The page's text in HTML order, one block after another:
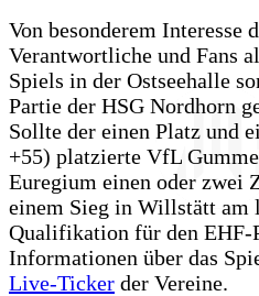
Von besonderem
Verantwortliche und Fans
Spiels in der Ostseehalle
Partie der HSG Nordhorn
Sollte der einen Platz und
+55) platzierte VfL
Euregium einen oder zwei
einem Sieg in Willstätt am
Qualifikation für den EHF-
Informationen über das
Live-Ticker der Vereine.